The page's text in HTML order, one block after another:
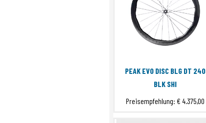
PEAK EVO DISC BLG DT 240
BLK SHI
Preisempfehlung: € 4.375,00